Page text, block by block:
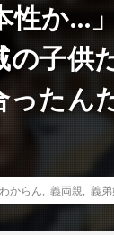
性か…
子供
たん
からん 義両親 義弟